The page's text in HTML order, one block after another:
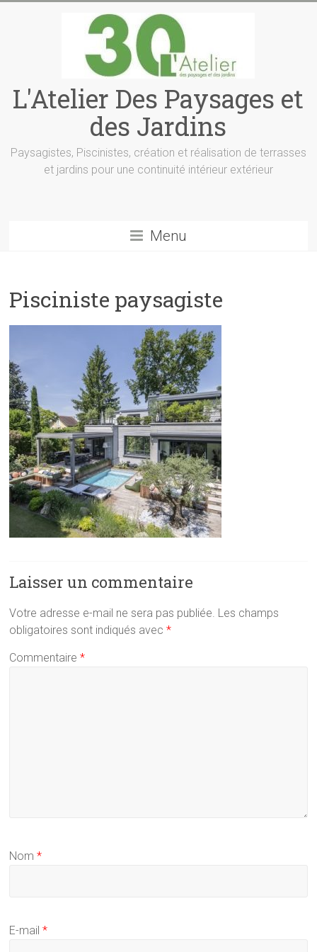
L'Atelier Des Paysages et
des Jardins
Paysagistes, Piscinistes, création et réalisation de terrasses
et jardins pour une continuité intérieur extérieur
Menu
Pisciniste paysagiste
Laisser un commentaire
Votre adresse e-mail ne sera pas publiée. Les champs
obligatoires sont indiqués avec*
Commentaire*
Nom*
E-mail*